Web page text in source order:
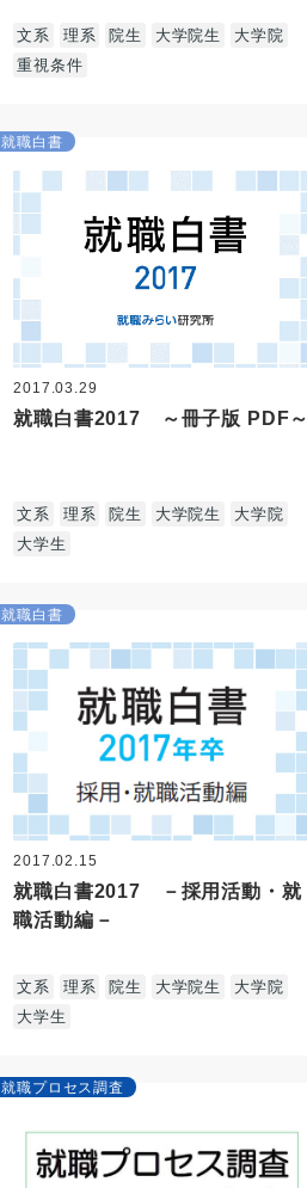
文系 理系 院生 大学院生
大学院
重視条件
就職白書
2017.03.29
就職白書2017 ～冊子版 PDF～
文系 理系 院生 大学院生
大学院
大学生
就職白書
2017.02.15
就職白書2017 －採用活動・就
職活動編－
文系 理系 院生 大学院生
大学院
大学生
就職プロセス調査